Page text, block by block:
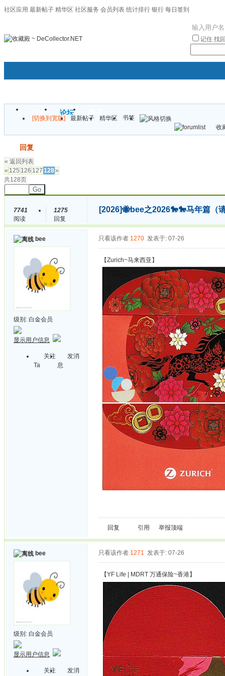
社区应用 最新帖子 精华区 社区服务 会员列表 统计排行 银行 每日签到
记住 找
门户 论坛
[切换到宽版] 最新帖子 精华区
书签
收
回复
« 返回列表
« 125 126 127 128»
共128页
Go
7741
阅读
1275
回复
[2026]🐝bee之2026🐎🐎马年篇（
bee
级别: 白金会员
显示用户信息
关注
Ta
发消
息
只看该作者 1270 发表于: 07-26
【Zurich~马来西亚】
回复 引用 举报顶端
bee
级别: 白金会员
显示用户信息
关注
发消
只看该作者 1271 发表于: 07-26
【YF Life | MDRT 万通保险~香港】